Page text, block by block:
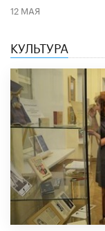
12 МАЯ
КУЛЬТУРА